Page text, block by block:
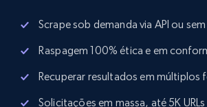
Scrape sob demanda via API ou
Raspagem 100% ética e em
Recuperar resultados em múltiplos
Solicitações em massa, até 5K URLs